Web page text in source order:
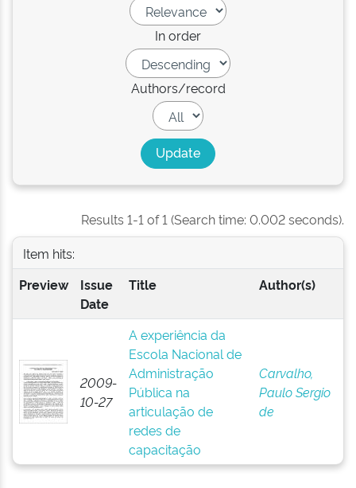
In order
Authors/record
Results 1-1 of 1 (Search time: 0.002 seconds).
Item hits:
Preview
Issue
Date
Title Author(s)
2009-
10-27
A experiência da
Escola Nacional de
Administração
Pública na
articulação de
redes de
capacitação
Carvalho,
Paulo Sergio
de